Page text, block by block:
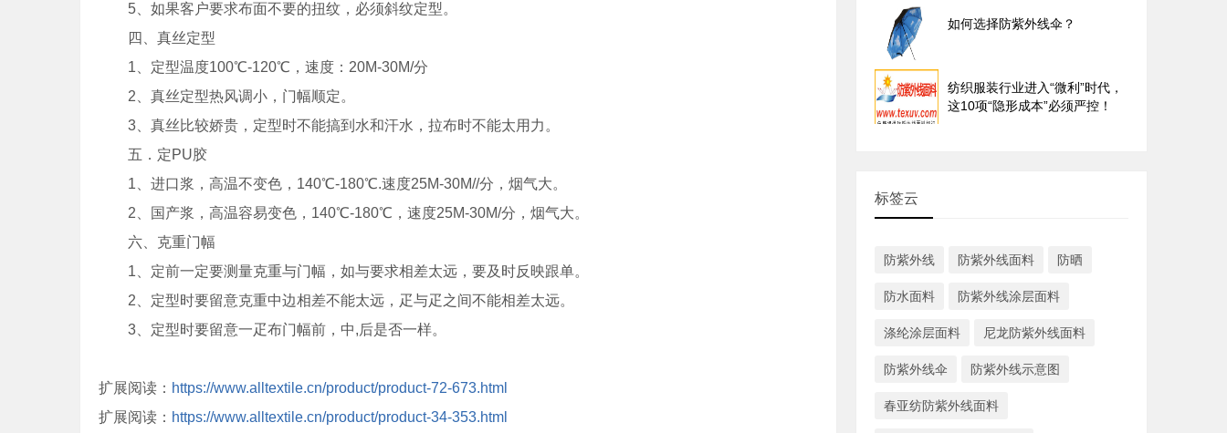
5、如果客户要求布面不要的扭纹，必须斜纹定型。
四、真丝定型
1、定型温度100℃-120℃，速度：20M-30M/分
2、真丝定型热风调小，门幅顺定。
3、真丝比较娇贵，定型时不能搞到水和汗水，拉布时不能太用力。
五．定PU胶
1、进口浆，高温不变色，140℃-180℃.速度25M-30M//分，烟气大。
2、国产浆，高温容易变色，140℃-180℃，速度25M-30M/分，烟气大。
六、克重门幅
1、定前一定要测量克重与门幅，如与要求相差太远，要及时反映跟单。
2、定型时要留意克重中边相差不能太远，疋与疋之间不能相差太远。
3、定型时要留意一疋布门幅前，中,后是否一样。
扩展阅读： https://www.alltextile.cn/product/product-72-673.html
扩展阅读： https://www.alltextile.cn/product/product-34-353.html
如何选择防紫外线伞？
纺织服装行业进入“微利”时代，
这10项“隐形成本”必须严控！
标签云
防紫外线 防紫外线面料 防晒
防水面料 防紫外线涂层面料
涤纶涂层面料 尼龙防紫外线面料
防紫外线伞 防紫外线示意图
春亚纺防紫外线面料